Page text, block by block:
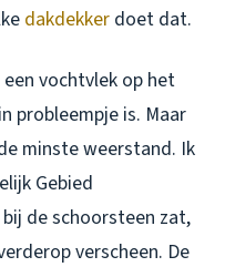
dakdekker doet dat.
vochtvlek op het
probleempje is. Maar
minste weerstand. Ik
Gebied
de schoorsteen zat,
verscheen. De